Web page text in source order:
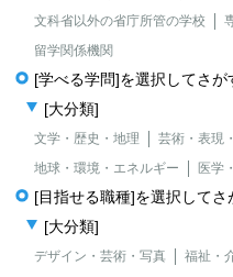
文科省以外の省庁所管の学校
留学関係機関
[学べる学問]を選択してさが
[大分類]
文学・歴史・地理 芸術・表現
地球・環境・エネルギー
医学
[目指せる職種]を選択してさ
[大分類]
デザイン・芸術・写真
福祉・